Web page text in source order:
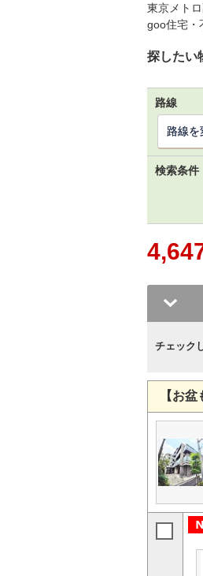
東京メト
goo住宅・
探したい
路線
路線を
検索条件
チェック
【お